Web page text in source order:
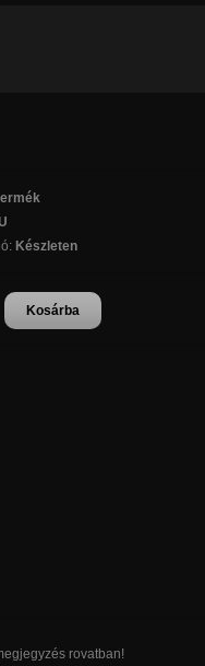
Készleten
Kosárba
rovatban!